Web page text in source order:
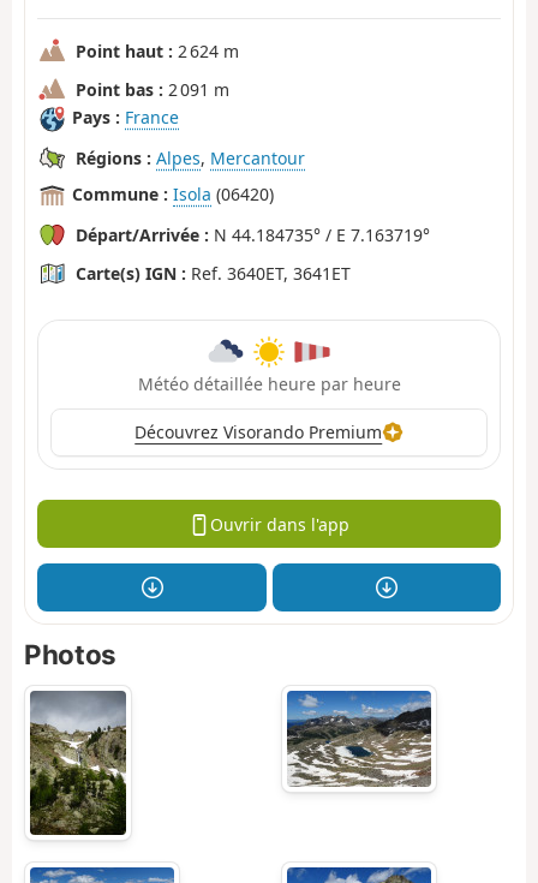
Point haut : 2 624 m
Point bas : 2 091 m
Pays : France
Régions : Alpes, Mercantour
Commune : Isola (06420)
Départ/Arrivée : N 44.184735° / E 7.163719°
Carte(s) IGN : Ref. 3640ET, 3641ET
Météo détaillée heure par heure
Découvrez Visorando Premium
Ouvrir dans l'app
Photos